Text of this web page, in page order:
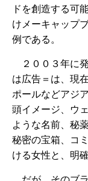
ドを創造する可
けメーキャップ
例である。
２００３年に
は広告＝は、現
ポールなどアジ
頭イメージ、ウ
ような名前、秘
秘密の宝箱、コ
ける女性と、明